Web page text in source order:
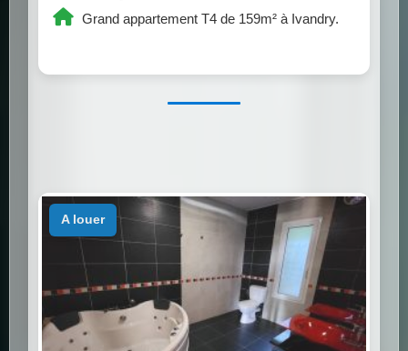
Grand appartement T4 de 159m² à Ivandry.
a louer